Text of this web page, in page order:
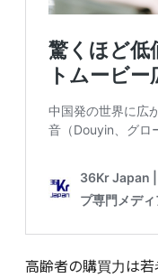
高齢者の購買力は